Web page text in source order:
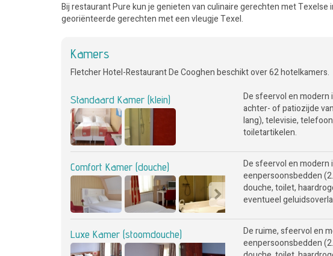
Bij restaurant Pure kun je genieten van culinaire gerechten met
georiënteerde gerechten met een vleugje Texel.
Kamers
Fletcher Hotel-Restaurant De Cooghen beschikt over 62 hotelkamers.
Standaard Kamer (klein)
De sfeervol en
achter- of patiozijde
lang), televisie,
toiletartikelen.
Comfort Kamer (douche)
De sfeervol en
eenpersoonsbedden
douche, toilet,
eventueel
Luxe Kamer (stoomdouche)
De ruime, sfeervol en
eenpersoonsbedden